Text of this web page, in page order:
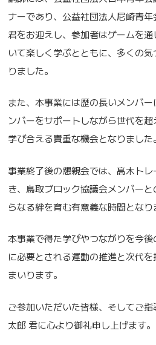
ナーであり、公益社団法人尼崎青
君をお迎えし、参加者はゲームを
いて楽しく学ぶとともに、多くの
りました。
また、本事業には歴の長いメンバ
ンバーをサポートしながら世代を
学び合える貴重な機会となりました。
事業終了後の懇親会では、髙木ト
き、鳥取ブロック協議会メンバー
らなる絆を育む有意義な時間となり
本事業で得た学びやつながりを今
に必要とされる運動の推進と次代
まいります。
ご参加いただいた皆様、そしてご
太郎 君に心より御礼申し上げます。